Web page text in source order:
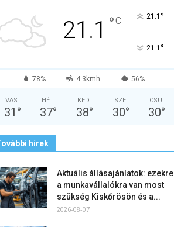
21.1 °C 21.1 °
21.1 °
78% 4.3kmh 56%
VAS
31 °
HÉT
37°
KED
38°
SZE
30°
CSÜ
30°
hírek
Aktuális állásajánlatok: ezekre
a munkavállalókra van most
szükség Kiskőrösön és a...
2026-08-07